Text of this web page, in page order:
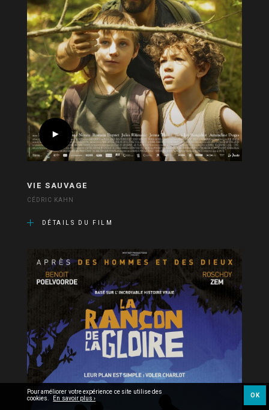
VIE SAUVAGE
CÉDRIC KAHN
DÉTAILS DU FILM
Pour améliorer votre expérience ce site utilise des
cookies. En savoir plus › OK